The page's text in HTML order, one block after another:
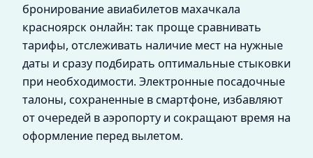
бронирование авиабилетов махачкала
красноярск онлайн: так проще сравнивать
тарифы, отслеживать наличие мест на нужные
даты и сразу подбирать оптимальные стыковки
при необходимости. Электронные посадочные
талоны, сохраненные в смартфоне, избавляют
от очередей в аэропорту и сокращают время на
оформление перед вылетом.